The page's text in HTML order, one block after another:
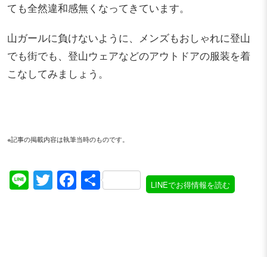
ても全然違和感無くなってきています。
山ガールに負けないように、メンズもおしゃれに登山
でも街でも、登山ウェアなどのアウトドアの服装を着
こなしてみましょう。
※記事の掲載内容は執筆当時のものです。
LineTwitter
Facebook
共
有
LINEでお得情報を読む